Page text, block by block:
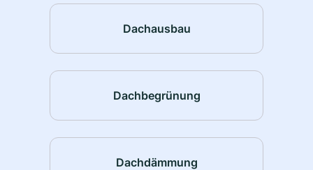
Dachausbau
Dachbegrünung
Dachdämmung